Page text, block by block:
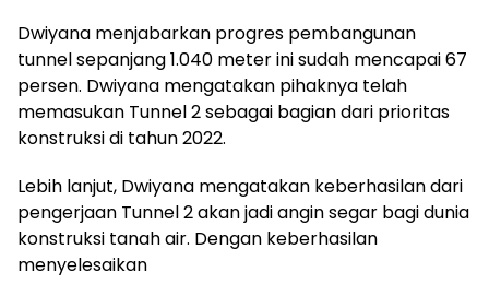
Dwiyana menjabarkan progres pembangunan
tunnel sepanjang 1.040 meter ini sudah mencapai 67
persen. Dwiyana mengatakan pihaknya telah
memasukan Tunnel 2 sebagai bagian dari prioritas
konstruksi di tahun 2022.
Lebih lanjut, Dwiyana mengatakan keberhasilan dari
pengerjaan Tunnel 2 akan jadi angin segar bagi dunia
konstruksi tanah air. Dengan keberhasilan
menyelesaikan